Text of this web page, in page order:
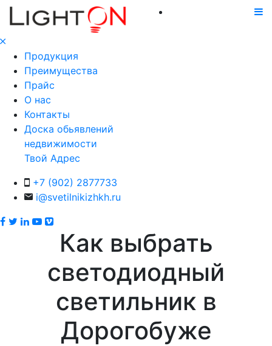
Продукция
Преимущества
Прайс
О нас
Контакты
Доска обьявлений
недвижимости
Твой Адрес
+7 (902) 2877733
i@svetilnikizhkh.ru
Как выбрать
светодиодный
светильник в
Дорогобуже